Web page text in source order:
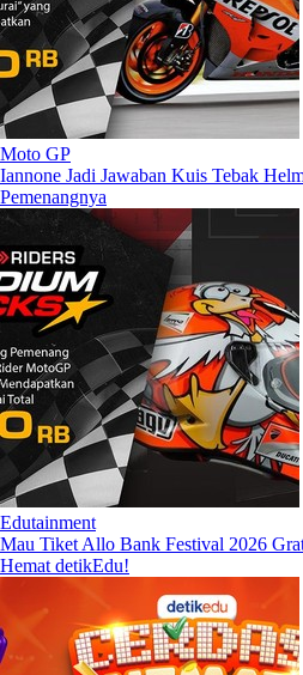
Moto GP
Iannone Jadi Jawaban Kuis Tebak
Pemenangnya
Edutainment
Mau Tiket Allo Bank Festival 2026
Hemat detikEdu!